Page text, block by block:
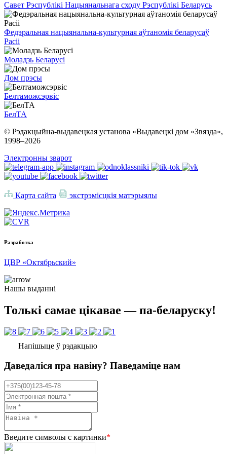
Савет Рэспублікі Нацыянальнага сходу Рэспублікі Беларусь
Федэральная нацыянальна-культурная аўтаномія беларусаў
Расіі
Моладзь Беларусі
Дом прэсы
Белтаможсэрвіс
БелТА
© Рэдакцыйна-выдавецкая установа «Выдавецкі дом «Звязда»,
1998–2026
Электронны зварот
Карта сайта экстрэмісцкія матэрыялы
Разработка
ЦВР «Октябрьский»
Нашы выданні
Толькі самае цікавае — па-беларуску!
Напішыце ў рэдакцыю
Даведаліся пра навіну? Паведаміце нам
Введите символы с картинки*